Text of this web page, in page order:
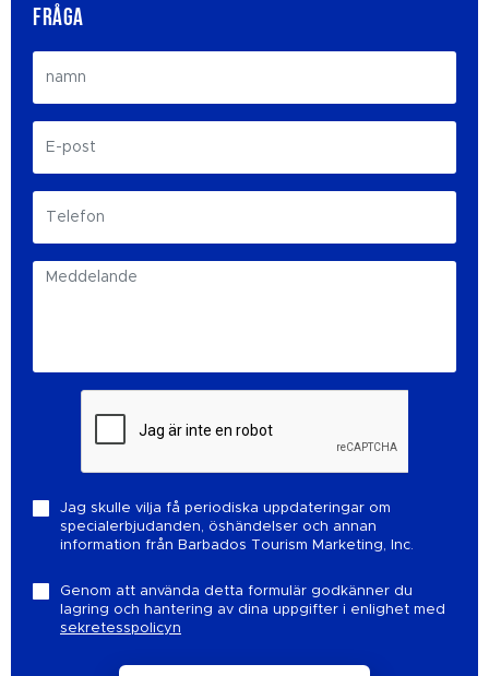
FRÅGA
Jag skulle vilja få periodiska uppdateringar om
specialerbjudanden, öshändelser och annan
information från Barbados Tourism Marketing, Inc.
Genom att använda detta formulär godkänner du
lagring och hantering av dina uppgifter i enlighet med
sekretesspolicyn